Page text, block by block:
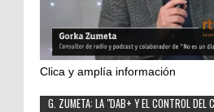
Clica y amplía información
G. ZUMETA: LA "DAB+ Y EL CONTROL DEL